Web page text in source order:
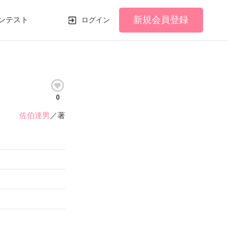
テスト ログイン 新規会員登録
0
佐伯達男 ／著